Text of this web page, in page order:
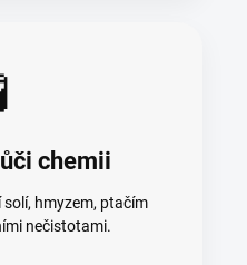
chemii
hmyzem, ptačím
nečistotami.